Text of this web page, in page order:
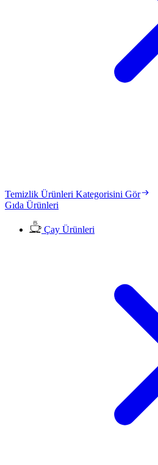
Temizlik Ürünleri Kategorisini Gör
Gıda Ürünleri
Çay Ürünleri